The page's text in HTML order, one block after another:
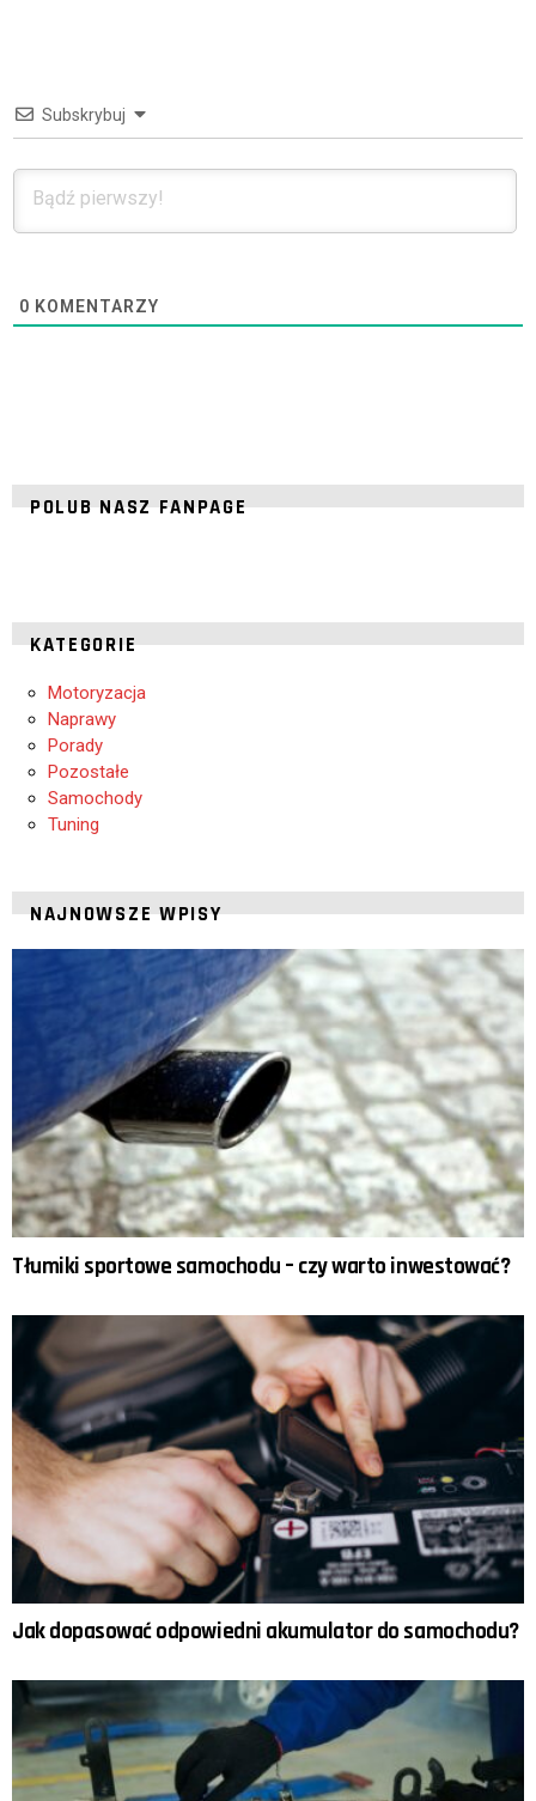
Subskrybuj
0 KOMENTARZY
POLUB NASZ FANPAGE
KATEGORIE
Motoryzacja
Naprawy
Porady
Pozostałe
Samochody
Tuning
NAJNOWSZE WPISY
Tłumiki sportowe samochodu – czy warto inwestować?
Jak dopasować odpowiedni akumulator do samochodu?